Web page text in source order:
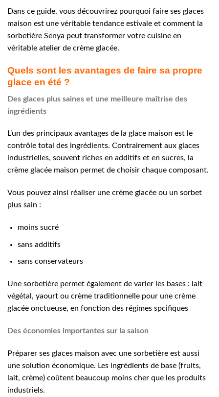
Dans ce guide, vous découvrirez pourquoi faire ses glaces
maison est une véritable tendance estivale et comment la
sorbetière Senya peut transformer votre cuisine en
véritable atelier de crème glacée.
Quels sont les avantages de faire sa propre
glace en été ?
Des glaces plus saines et une meilleure maîtrise des
ingrédients
L’un des principaux avantages de la glace maison est le
contrôle total des ingrédients. Contrairement aux glaces
industrielles, souvent riches en additifs et en sucres, la
crème glacée maison permet de choisir chaque composant.
Vous pouvez ainsi réaliser une crème glacée ou un sorbet
plus sain :
moins sucré
sans additifs
sans conservateurs
Une sorbetière permet également de varier les bases : lait
végétal, yaourt ou crème traditionnelle pour une crème
glacée onctueuse, en fonction des régimes spcifiques
Des économies importantes sur la saison
Préparer ses glaces maison avec une sorbetière est aussi
une solution économique. Les ingrédients de base (fruits,
lait, crème) coûtent beaucoup moins cher que les produits
industriels.